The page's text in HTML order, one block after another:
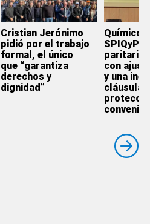
Cristian Jerónimo
pidió por el trabajo
formal, el único
que “garantiza
derechos y
dignidad”
SPIQyP
paritaria
con
y una
cláusula
convenio